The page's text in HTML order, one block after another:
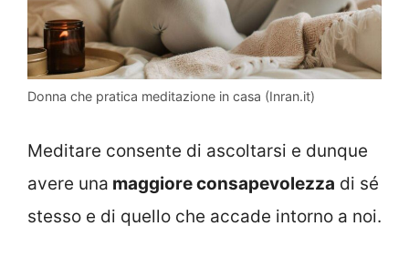
Donna che pratica meditazione in casa (Inran.it)
Meditare consente di ascoltarsi e dunque
avere una maggiore consapevolezza di sé
stesso e di quello che accade intorno a noi.